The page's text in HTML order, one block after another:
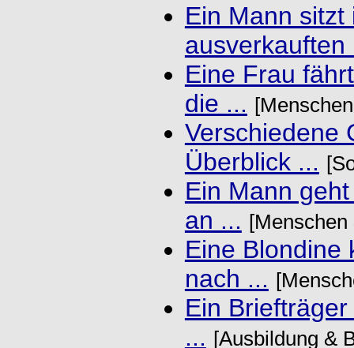
Ein Mann sitzt
ausverkauften
Eine Frau
die ...
Verschiedene
Überblick ...
Ein Mann
an ...
Eine Blondine
nach ...
Ein
... [Ausbildung &